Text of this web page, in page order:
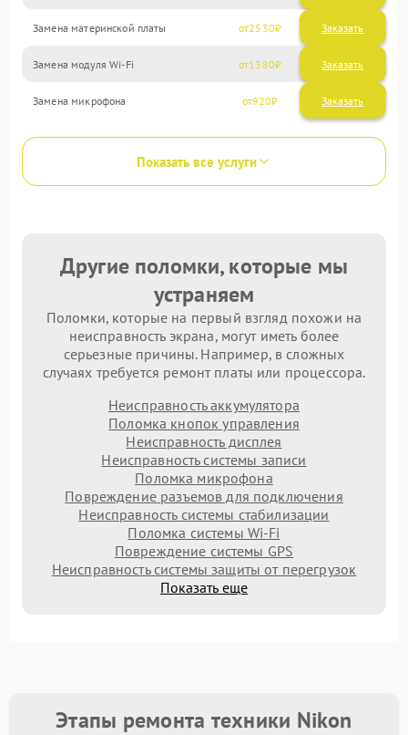
Замена материнской платы 2530
Замена модуля Wi-Fi 1380
Замена микрофона 920
Показать все услуги
Другие поломки, которые мы
устраняем
Поломки, которые на первый взгляд похожи на
неисправность экрана, могут иметь более
серьезные причины. Например, в сложных
случаях требуется ремонт платы или процессора.
Неисправность аккумулятора
Поломка кнопок управления
Неисправность дисплея
Неисправность системы записи
Поломка микрофона
Повреждение разъемов для подключения
Неисправность системы стабилизации
Поломка системы Wi-Fi
Повреждение системы GPS
Неисправность системы защиты от перегрузок
Показать еще
Этапы ремонта техники Nikon